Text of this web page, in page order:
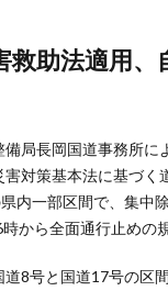
局長岡国道事務所に
対策基本法に基づく
内一部区間で、集中
から全面通行止めの
8号と国道17号の区